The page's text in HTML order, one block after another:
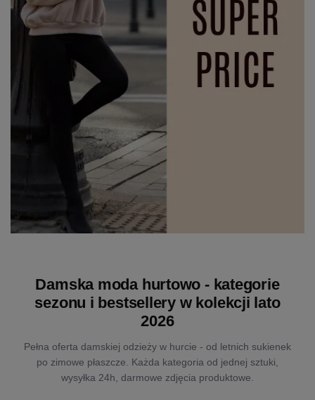
Damska moda hurtowo - kategorie
sezonu i bestsellery w kolekcji lato
2026
Pełna oferta damskiej odzieży w hurcie - od letnich sukienek
po zimowe płaszcze. Każda kategoria od jednej sztuki,
wysyłka 24h, darmowe zdjęcia produktowe.